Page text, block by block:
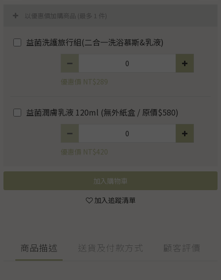
以優惠價加購商品 (最多 1 件)
益菌洗護旅行組(二合一洗浴慕斯&乳液)
優惠價 NT$289
益菌潤膚乳液 120ml (無外紙盒 / 原價$580)
優惠價 NT$420
加入購物車
加入追蹤清單
商品描述 送貨及付款方式 顧客評價